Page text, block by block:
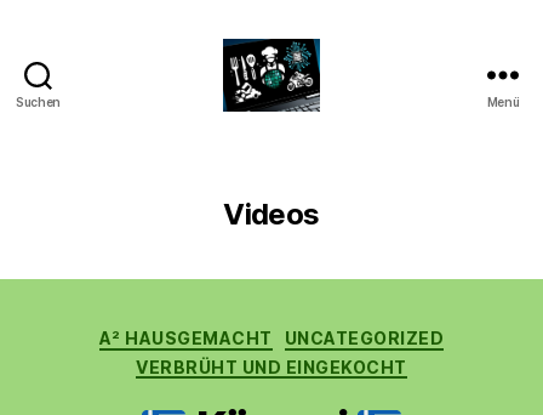
Suchen Menü
Videos
Kategorien
A² HAUSGEMACHT
UNCATEGORIZED
VERBRÜHT UND EINGEKOCHT